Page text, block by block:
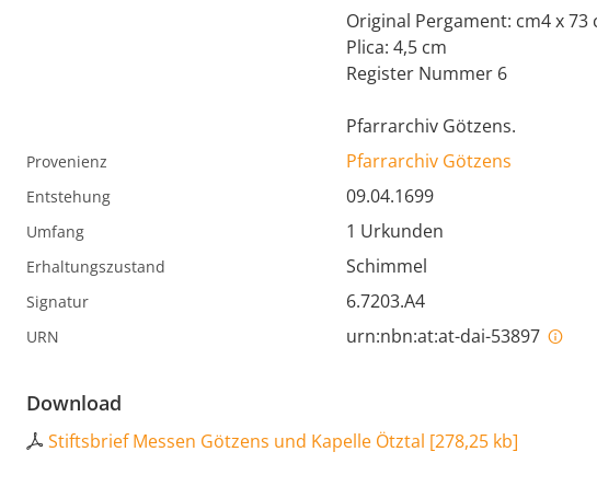
Original Pergament: cm4 x 73
Plica: 4,5 cm
Register Nummer 6
Pfarrarchiv Götzens.
Provenienz Pfarrarchiv Götzens
Entstehung 09.04.1699
Umfang 1 Urkunden
Erhaltungszustand Schimmel
Signatur 6.7203.A4
URN urn:nbn:at:at-dai-53897
Download
Stiftsbrief Messen Götzens und Kapelle Ötztal [278,25 kb]